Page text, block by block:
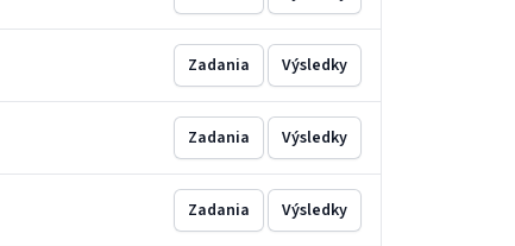
Zadania Výsledky
Zadania Výsledky
Zadania Výsledky